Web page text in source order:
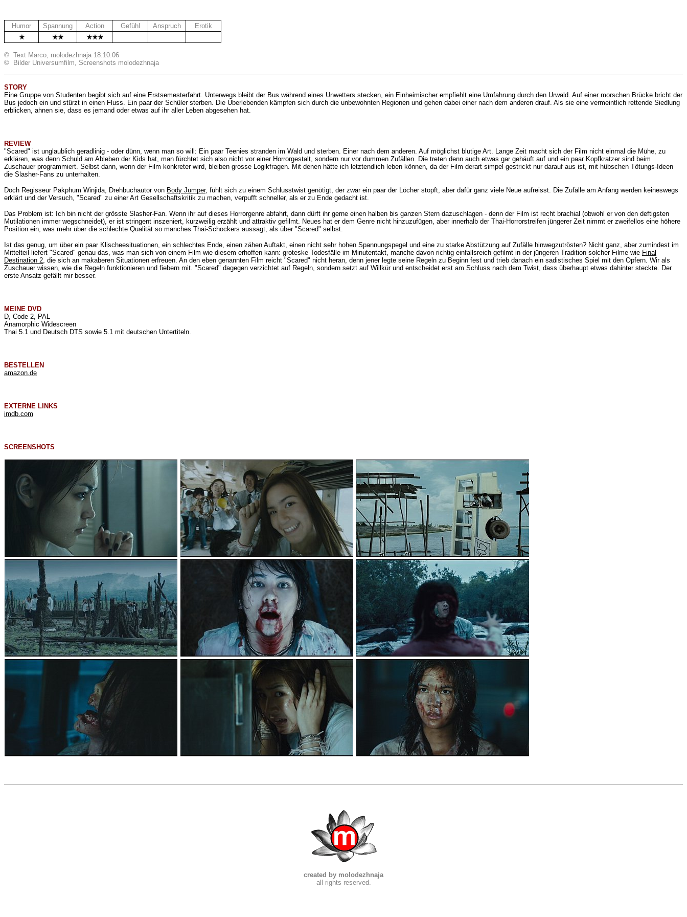
Humor Spannung Action Gefühl Anspruch
Erotik
© Text Marco, molodezhnaja 18.10.06
© Bilder Universumfilm, Screenshots molodezhnaja
STORY
Eine Gruppe von Studenten begibt sich auf eine Erstsemesterfahrt. Unterwegs bleibt der Bus während eines Unwetters stecken, ein Einheimischer empfiehlt eine Umfahrung durch den Urwald. Auf einer morschen Brücke bricht der
Bus jedoch ein und stürzt in einen Fluss. Ein paar der Schüler sterben. Die Überlebenden kämpfen sich durch die unbewohnten Regionen und gehen dabei einer nach dem anderen drauf. Als sie eine vermeintlich rettende Siedlung
erblicken, ahnen sie, dass es jemand oder etwas auf ihr aller Leben abgesehen hat.
REVIEW
"Scared" ist unglaublich geradlinig - oder dünn, wenn man so will: Ein paar Teenies stranden im Wald und sterben. Einer nach dem anderen. Auf möglichst blutige Art. Lange Zeit macht sich der Film nicht einmal die Mühe, zu
erklären, was denn Schuld am Ableben der Kids hat, man fürchtet sich also nicht vor einer Horrorgestalt, sondern nur vor dummen Zufällen. Die treten denn auch etwas gar gehäuft auf und ein paar Kopfkratzer sind beim
Zuschauer programmiert. Selbst dann, wenn der Film konkreter wird, bleiben grosse Logikfragen. Mit denen hätte ich letztendlich leben können, da der Film derart simpel gestrickt nur darauf aus ist, mit hübschen Tötungs-Ideen
die Slasher-Fans zu unterhalten.
Doch Regisseur Pakphum Winjida, Drehbuchautor von Body Jumper, fühlt sich zu einem Schlusstwist genötigt, der zwar ein paar der Löcher stopft, aber dafür ganz viele Neue aufreisst. Die Zufälle am Anfang werden keineswegs
erklärt und der Versuch, "Scared" zu einer Art Gesellschaftskritik zu machen, verpufft schneller, als er zu Ende gedacht ist.
Das Problem ist: Ich bin nicht der grösste Slasher-Fan. Wenn ihr auf dieses Horrorgenre abfahrt, dann dürft ihr gerne einen halben bis ganzen Stern dazuschlagen - denn der Film ist recht brachial (obwohl er von den deftigsten
Mutilationen immer wegschneidet), er ist stringent inszeniert, kurzweilig erzählt und attraktiv gefilmt. Neues hat er dem Genre nicht hinzuzufügen, aber innerhalb der Thai-Horrorstreifen jüngerer Zeit nimmt er zweifellos eine höhere
Position ein, was mehr über die schlechte Qualität so manches Thai-Schockers aussagt, als über "Scared" selbst.
Ist das genug, um über ein paar Klischeesituationen, ein schlechtes Ende, einen zähen Auftakt, einen nicht sehr hohen Spannungspegel und eine zu starke Abstützung auf Zufälle hinwegzutrösten? Nicht ganz, aber zumindest im
Mittelteil liefert "Scared" genau das, was man sich von einem Film wie diesem erhoffen kann: groteske Todesfälle im Minutentakt, manche davon richtig einfallsreich gefilmt in der jüngeren Tradition solcher Filme wie Final
Destination 2, die sich an makaberen Situationen erfreuen. An den eben genannten Film reicht "Scared" nicht heran, denn jener legte seine Regeln zu Beginn fest und trieb danach ein sadistisches Spiel mit den Opfern. Wir als
Zuschauer wissen, wie die Regeln funktionieren und fiebern mit. "Scared" dagegen verzichtet auf Regeln, sondern setzt auf Willkür und entscheidet erst am Schluss nach dem Twist, dass überhaupt etwas dahinter steckte. Der
erste Ansatz gefällt mir besser.
MEINE DVD
D, Code 2, PAL
Anamorphic Widescreen
Thai 5.1 und Deutsch DTS sowie 5.1 mit deutschen Untertiteln.
BESTELLEN
amazon.de
EXTERNE LINKS
imdb.com
SCREENSHOTS
created by molodezhnaja
all rights reserved.